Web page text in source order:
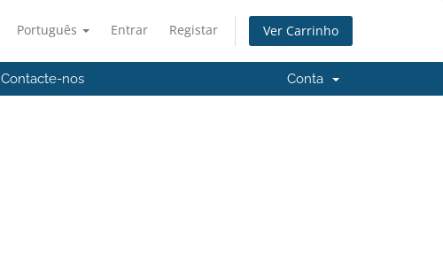
Português Entrar Registar Ver Carrinho
Contacte-nos Conta